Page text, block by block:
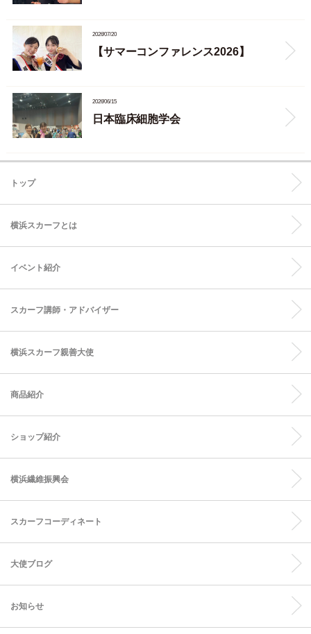
2026/07/20
【サマーコンファレンス2026】
2026/06/15
日本臨床細胞学会
トップ
横浜スカーフとは
イベント紹介
スカーフ講師・アドバイザー
横浜スカーフ親善大使
商品紹介
ショップ紹介
横浜繊維振興会
スカーフコーディネート
大使ブログ
お知らせ